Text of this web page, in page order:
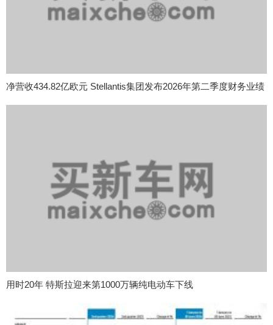
净营收434.82亿欧元 Stellantis集团发布2026年第二季度财务业绩
用时20年 特斯拉迎来第1000万辆纯电动车下线